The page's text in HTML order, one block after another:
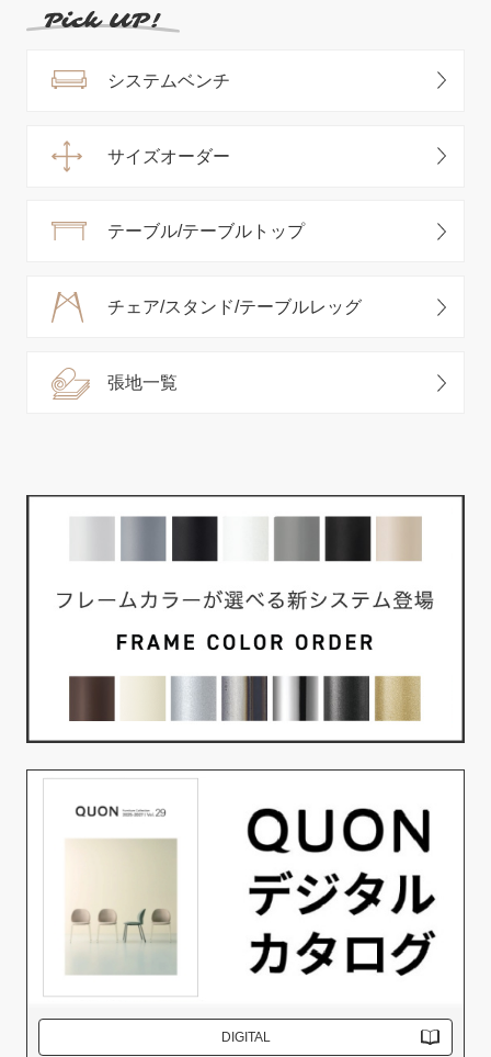
システムベンチ
サイズオーダー
テーブル/テーブルトップ
チェア/スタンド/テーブルレッグ
張地一覧
DIGITAL